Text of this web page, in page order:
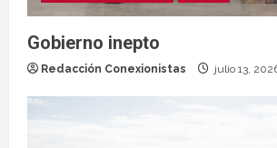
Gobierno inepto
Redacción Conexionistas julio 13,